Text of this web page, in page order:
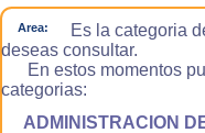
Area:
Es la categoria
deseas consultar.
En estos momentos
categorias:
ADMINISTRACION